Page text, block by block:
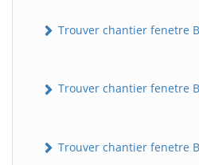
Trouver chantier fenetre
Trouver chantier fenetre
Trouver chantier fenetre